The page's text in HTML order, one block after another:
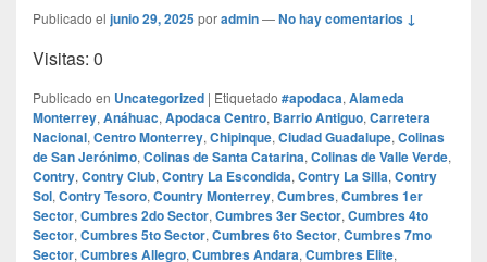
Publicado el junio 29, 2025poradmin—No hay comentarios ↓
Visitas: 0
Publicado en Uncategorized | Etiquetado #apodaca, Alameda
Monterrey, Anáhuac, Apodaca Centro, Barrio Antiguo, Carretera
Nacional, Centro Monterrey, Chipinque, Ciudad Guadalupe, Colinas
de San Jerónimo, Colinas de Santa Catarina, Colinas de Valle Verde,
Contry, Contry Club, Contry La Escondida, Contry La Silla, Contry
Sol, Contry Tesoro, Country Monterrey, Cumbres, Cumbres 1er
Sector, Cumbres 2do Sector, Cumbres 3er Sector, Cumbres 4to
Sector, Cumbres 5to Sector, Cumbres 6to Sector, Cumbres 7mo
Sector, Cumbres Allegro, Cumbres Andara, Cumbres Elite,